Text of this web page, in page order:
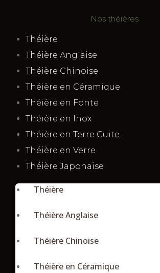
Nos théières
Théière
Théière Anglaise
Théière Chinoise
Théière en Céramique
Théière en Fonte
Théière en Inox
Théière en Terre Cuite
Théière en Verre
Théière Japonaise
Théière
Théière Anglaise
Théière Chinoise
Théière en Céramique